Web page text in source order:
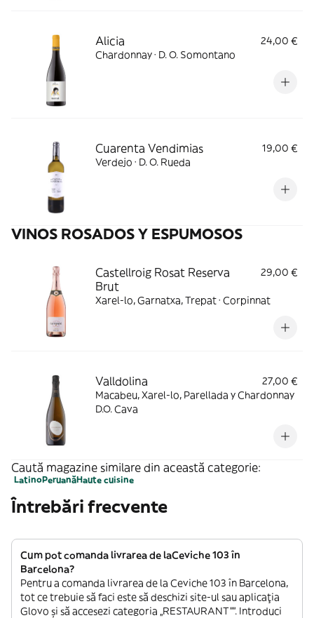
Alicia
24,00 €
Chardonnay · D. O. Somontano
Cuarenta Vendimias
19,00 €
Verdejo · D. O. Rueda
VINOS ROSADOS Y ESPUMOSOS
Castellroig Rosat Reserva
Brut
29,00 €
Xarel-lo, Garnatxa, Trepat · Corpinnat
Valldolina
27,00 €
Macabeu, Xarel-lo, Parellada y Chardonnay
D.O. Cava
Caută magazine similare din această categorie:
LatinoPeruanăHaute cuisine
Întrebări frecvente
Cum pot comanda livrarea de laCeviche 103 în
Barcelona?
Pentru a comanda livrarea de la Ceviche 103 în Barcelona,
tot ce trebuie să faci este să deschizi site-ul sau aplicația
Glovo și să accesezi categoria „RESTAURANT””. Introduci